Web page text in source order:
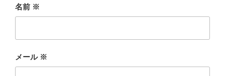
名前 ※
メール ※